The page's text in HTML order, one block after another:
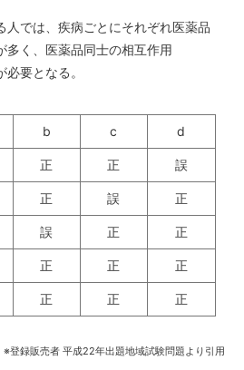
人では、疾病ごとにそれぞれ医薬品
多く、医薬品同士の相互作用
要となる。
b c d
正 正 誤
正 誤 正
誤 正 正
正 正 正
正 正 正
※登録販売者 平成22年出題地域試験問題より引用